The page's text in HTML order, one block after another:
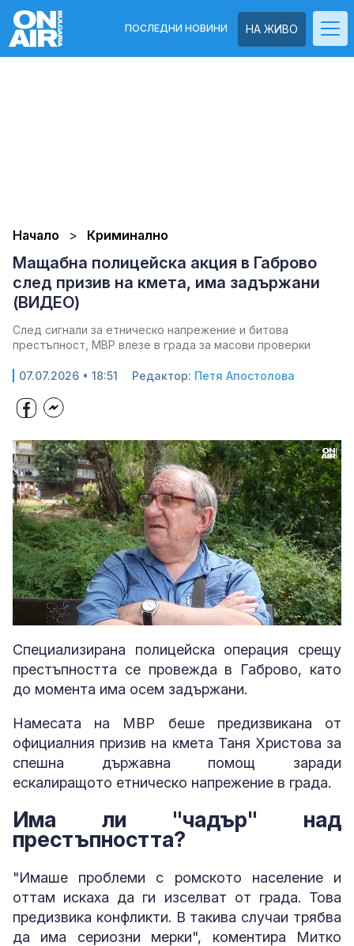
НА ЖИВО
ПОСЛЕДНИ НОВИНИ
Начало Криминално
Мащабна полицейска акция в Габрово
след призив на кмета, има задържани
(ВИДЕО)
След сигнали за етническо напрежение и битова
престъпност, МВР влезе в града за масови проверки
07.07.2026 • 18:51 Редактор: Петя Апостолова
Unmute Loaded:
31.07%
Специализирана полицейска операция срещу
престъпността се провежда в Габрово, като
до момента има осем задържани.
Намесата на МВР беше предизвикана от
официалния призив на кмета Таня Христова за
спешна държавна помощ заради
ескалиращото етническо напрежение в града.
Има ли "чадър" над
престъпността?
"Имаше проблеми с ромското население и
оттам искаха да ги изселват от града. Това
предизвика конфликти. В такива случаи трябва
да има сериозни мерки", коментира Митко